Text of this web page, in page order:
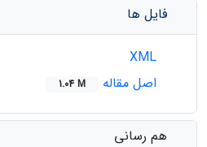
فایل ها
اصل مقاله
1.04 M
هم رسانی